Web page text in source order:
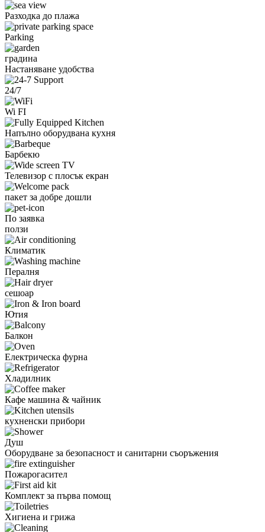
Разходка до плажа
Parking
градина
Настаняване удобства
24/7
Wi FI
Напълно оборудвана кухня
Барбекю
Телевизор с плосък екран
пакет за добре дошли
По заявка
ползи
Климатик
Пералня
сешоар
Ютия
Балкон
Електрическа фурна
Хладилник
Кафе машина & чайник
кухненски прибори
Душ
Оборудване за безопасност и санитарни съоръжения
Пожарогасител
Комплект за първа помощ
Хигиена и грижа